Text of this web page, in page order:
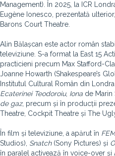
Management). În 2025, la ICR
Eugène Ionesco, prezentată
Barons Court Theatre.
Alin Bălașcan este actor român
televiziune. S-a format la East 15
practicieni precum Max Stafford-
Joanne Howarth (Shakespeare’s
Institutul Cultural Român din
Ecaterinei Teodoroiu, Iona de Marin
de gaz, precum și în producții
Theatre, Cockpit Theatre și The
În film și televiziune, a apărut în
Studios), Snatch(Sony Pictures) și
în paralel activează în voice-over